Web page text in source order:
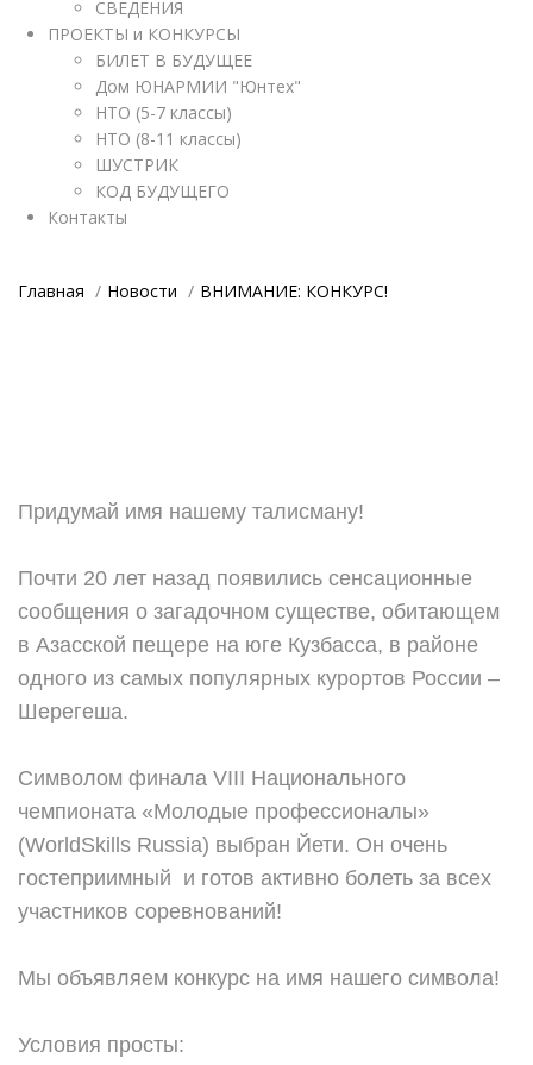
СВЕДЕНИЯ
ПРОЕКТЫ и КОНКУРСЫ
БИЛЕТ В БУДУЩЕЕ
Дом ЮНАРМИИ "Юнтех"
НТО (5-7 классы)
НТО (8-11 классы)
ШУСТРИК
КОД БУДУЩЕГО
Контакты
Главная Новости ВНИМАНИЕ: КОНКУРС!
Придумай имя нашему талисману!
Почти 20 лет назад появились сенсационные
сообщения о загадочном существе, обитающем
в Азасской пещере на юге Кузбасса, в районе
одного из самых популярных курортов России –
Шерегеша.
Символом финала VIII Национального
чемпионата «Молодые профессионалы»
(WorldSkills Russia) выбран Йети. Он очень
гостеприимный и готов активно болеть за всех
участников соревнований!
Мы объявляем конкурс на имя нашего символа!
Условия просты: